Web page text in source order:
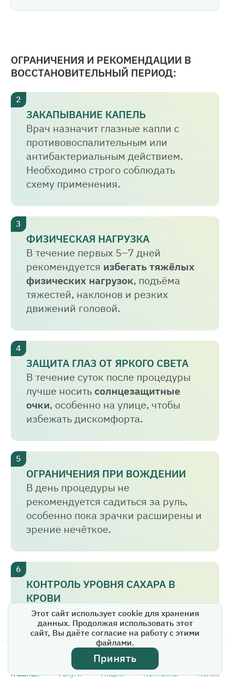
Главная Услуги Акции Контакты Поиск
ОГРАНИЧЕНИЯ И РЕКОМЕНДАЦИИ В
ВОССТАНОВИТЕЛЬНЫЙ ПЕРИОД:
ЗАКАПЫВАНИЕ КАПЕЛЬ
Врач назначит глазные капли с
противовоспалительным или
антибактериальным действием.
Необходимо строго соблюдать
схему применения.
ФИЗИЧЕСКАЯ НАГРУЗКА
В течение первых 5–7 дней
рекомендуется избегать тяжёлых
физических нагрузок, подъёма
тяжестей, наклонов и резких
движений головой.
ЗАЩИТА ГЛАЗ ОТ ЯРКОГО СВЕТА
В течение суток после процедуры
лучше носить солнцезащитные
очки, особенно на улице, чтобы
избежать дискомфорта.
ОГРАНИЧЕНИЯ ПРИ ВОЖДЕНИИ
В день процедуры не
рекомендуется садиться за руль,
особенно пока зрачки расширены и
зрение нечёткое.
КОНТРОЛЬ УРОВНЯ САХАРА В
КРОВИ
Очень важно поддерживать
стабильный уровень глюкозы в
крови — это напрямую влияет на
эффективность лечения и
дальнейшее состояние сетчатки.
Этот сайт использует cookie для хранения
данных. Продолжая использовать этот
сайт, Вы даёте согласие на работу с этими
файлами.
Принять